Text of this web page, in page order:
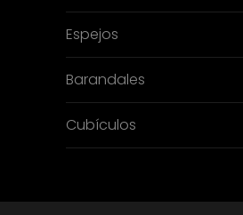
Espejos
Barandales
Cubículos